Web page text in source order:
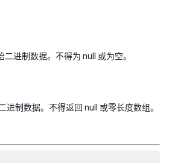
二进制数据。不得为 null 或为空。
进制数据。不得返回 null 或零长度数组。